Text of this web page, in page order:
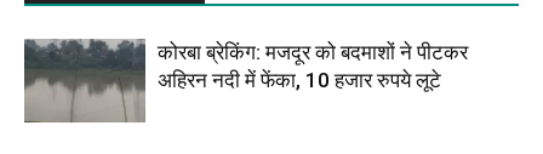
कोरबा ब्रेकिंग: मजदूर को बदमाशों ने पीटकर
अहिरन नदी में फेंका, 10 हजार रुपये लूटे